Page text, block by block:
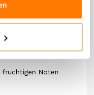
fruchtigen Noten